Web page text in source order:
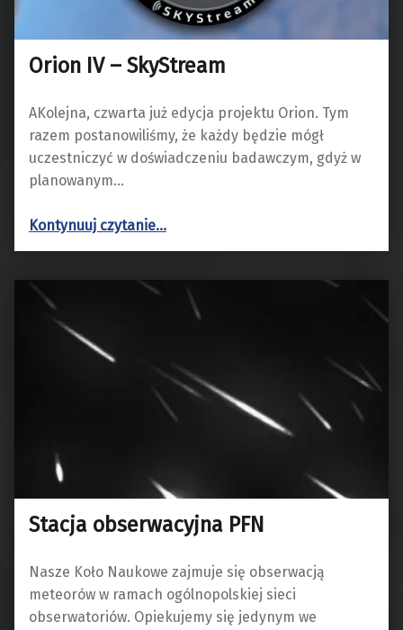
Orion IV – SkyStream
AKolejna, czwarta już edycja projektu Orion. Tym
razem postanowiliśmy, że każdy będzie mógł
uczestniczyć w doświadczeniu badawczym, gdyż w
planowanym…
Kontynuuj czytanie…
Stacja obserwacyjna PFN
Nasze Koło Naukowe zajmuje się obserwacją
meteorów w ramach ogólnopolskiej sieci
obserwatoriów. Opiekujemy się jedynym we